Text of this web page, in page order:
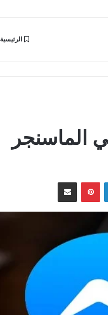
الرئيسية
لينكدإن بينتيريستمشاركة عبر البريد